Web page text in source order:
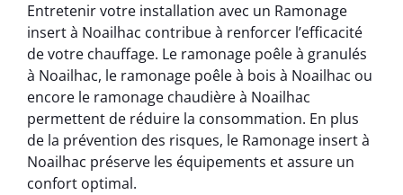
Entretenir votre installation avec un Ramonage
insert à Noailhac contribue à renforcer l’efficacité
de votre chauffage. Le ramonage poêle à granulés
à Noailhac, le ramonage poêle à bois à Noailhac ou
encore le ramonage chaudière à Noailhac
permettent de réduire la consommation. En plus
de la prévention des risques, le Ramonage insert à
Noailhac préserve les équipements et assure un
confort optimal.